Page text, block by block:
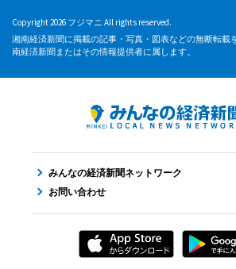
Copyright 2026 フジマニ All rights reserved.
湘南経済新聞に掲載の記事・写真・図表などの無断転載
南経済新聞またはその情報提供者に属します。
みんなの経済新聞ネットワーク
お問い合わせ